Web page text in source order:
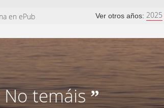
en ePub Ver otros años: 2025
No temáis”